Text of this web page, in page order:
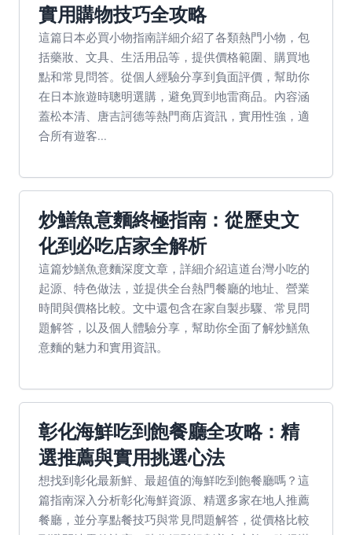
實用購物技巧全攻略
這篇日本必買小物指南詳細介紹了各類熱門小物，包
括藥妝、文具、生活用品等，提供價格範圍、購買地
點和常見問答。從個人經驗分享到負面評價，幫助你
在日本旅遊時聰明選購，避免買到地雷商品。內容涵
蓋松本清、唐吉訶德等熱門商店資訊，實用性強，適
合所有遊客...
炒鱔魚意麵終極指南：從歷史文
化到必吃店家全解析
這篇炒鱔魚意麵深度文章，詳細介紹這道台灣小吃的
起源、特色做法，並提供全台熱門餐廳的地址、營業
時間與價格比較。文中還包含在家自製步驟、常見問
題解答，以及個人體驗分享，幫助你全面了解炒鱔魚
意麵的魅力和實用資訊。
彰化海鮮吃到飽餐廳全攻略：精
選推薦與實用挑選心法
想找到彰化最新鮮、最超值的海鮮吃到飽餐廳嗎？這
篇指南深入分析彰化海鮮資源、精選多家在地人推薦
餐廳，並分享點餐技巧與常見問題解答，從價格比較